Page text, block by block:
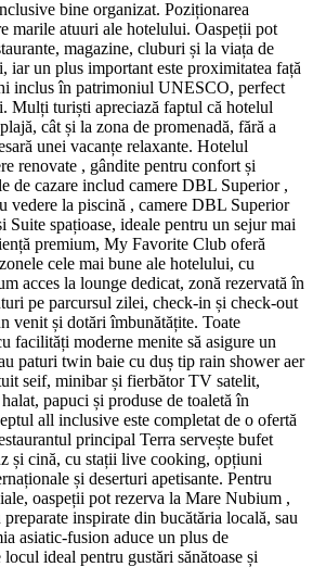
bine organizat. Poziționarea
marile atuuri ale hotelului. Oaspeții pot
magazine, cluburi și la viața de
iar un plus important este proximitatea față
inclus în patrimoniul UNESCO, perfect
Mulți turiști apreciază faptul că hotelul
cât și la zona de promenadă, fără a
unei vacanțe relaxante. Hotelul
renovate , gândite pentru confort și
de cazare includ camere DBL Superior ,
vedere la piscină , camere DBL Superior
Suite spațioase, ideale pentru un sejur mai
premium, My Favorite Club oferă
cele mai bune ale hotelului, cu
acces la lounge dedicat, zonă rezervată în
pe parcursul zilei, check-in și check-out
venit și dotări îmbunătățite. Toate
facilități moderne menite să asigure un
paturi twin baie cu duș tip rain shower aer
seif, minibar și fierbător TV satelit,
papuci și produse de toaletă în
all inclusive este completat de o ofertă
principal Terra servește bufet
și cină, cu stații live cooking, opțiuni
și deserturi apetisante. Pentru
oaspeții pot rezerva la Mare Nubium ,
inspirate din bucătăria locală, sau
asiatic-fusion aduce un plus de
ideal pentru gustări sănătoase și